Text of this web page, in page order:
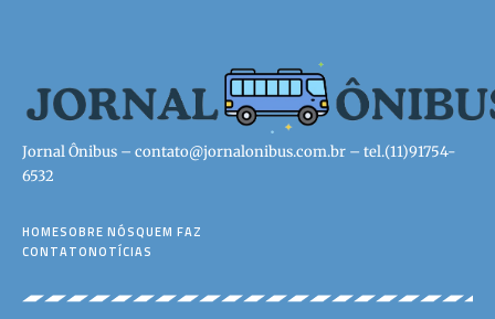
Jornal Ônibus – contato@jornalonibus.com.br – tel.(11)91754-
6532
HOMESOBRE NÓSQUEM FAZ
CONTATONOTÍCIAS